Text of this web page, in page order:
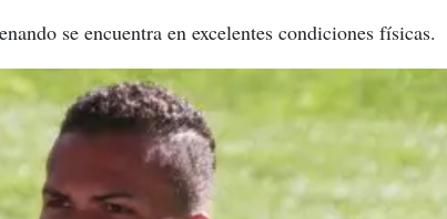
se encuentra en excelentes condiciones físicas.